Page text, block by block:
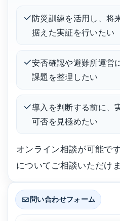
防災訓練を活用し、将
据えた実証を行いたい
安否確認や避難所運営
課題を整理したい
導入を判断する前に、
可否を見極めたい
オンライン相談が可能で
についてご相談いただけま
問い合わせフォーム